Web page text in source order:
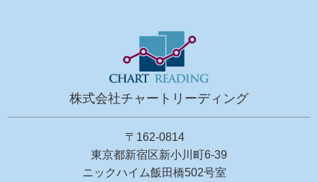
株式会社チャートリーディング
〒162-0814
東京都新宿区新小川町6-39
ニックハイム飯田橋502号室